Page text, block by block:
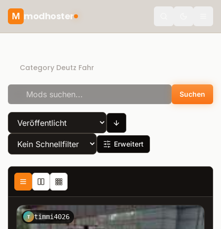
M modhoster
Category Deutz Fahr
Suchen
Erweitert
T timmi4026